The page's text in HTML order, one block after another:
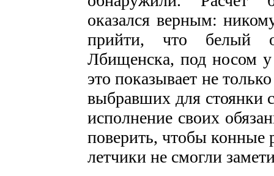
оказался верным:
прийти, что белый
Лбищенска, под носом
это показывает не
выбравших для стоянки
исполнение своих
поверить, чтобы конные
летчики не смогли